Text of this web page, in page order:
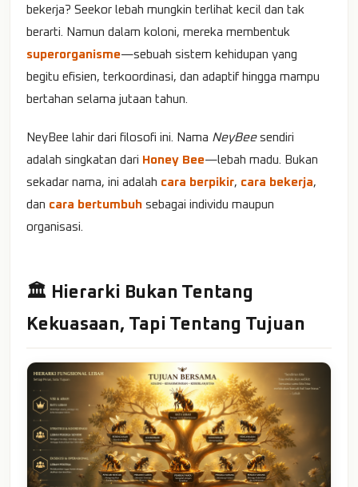
bekerja? Seekor lebah mungkin terlihat kecil dan tak
berarti. Namun dalam koloni, mereka membentuk
superorganisme—sebuah sistem kehidupan yang
begitu efisien, terkoordinasi, dan adaptif hingga mampu
bertahan selama jutaan tahun.
NeyBee lahir dari filosofi ini. Nama NeyBeesendiri
adalah singkatan dari Honey Bee—lebah madu. Bukan
sekadar nama, ini adalah cara berpikir, cara bekerja,
dan cara bertumbuh sebagai individu maupun
organisasi.
🏛️ Hierarki Bukan Tentang
Kekuasaan, Tapi Tentang Tujuan